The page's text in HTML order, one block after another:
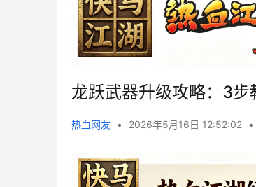
龙跃武器升级攻略：3
热血网友 • 2026年5月16日 12:52:02 •